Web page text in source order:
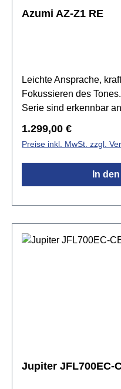
Azumi AZ-Z1 RE
Leichte Ansprache,
Fokussieren des
Serie sind erkennbar
Klangcharakter der Z
von Sterlingsilber (925)
und Mundlochkamin
Sterlingsilber
Neusilber versilbert mit
Regulärer Preis:
1.299,00 €
Preise inkl. MwSt. zzgl.
In
Jupiter JFL700EC-